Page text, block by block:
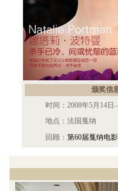
颁奖信
时间：2008年5月14
地点：法国戛纳
回顾： 第60届戛纳电